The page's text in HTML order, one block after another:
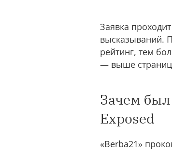
Заявка
высказываний.
рейтинг, тем
— выше
Зачем
Exposed
«Berba21»